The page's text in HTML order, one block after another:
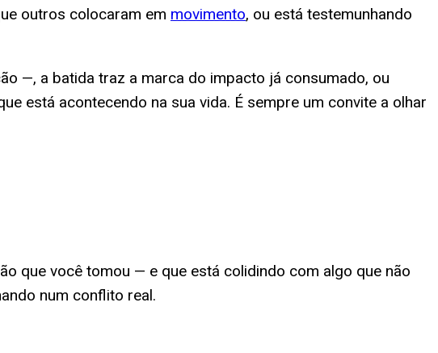
outros colocaram em movimento, ou está testemunhando
—, a batida traz a marca do impacto já consumado, ou
está acontecendo na sua vida. É sempre um convite a olhar
que você tomou — e que está colidindo com algo que não
num conflito real.